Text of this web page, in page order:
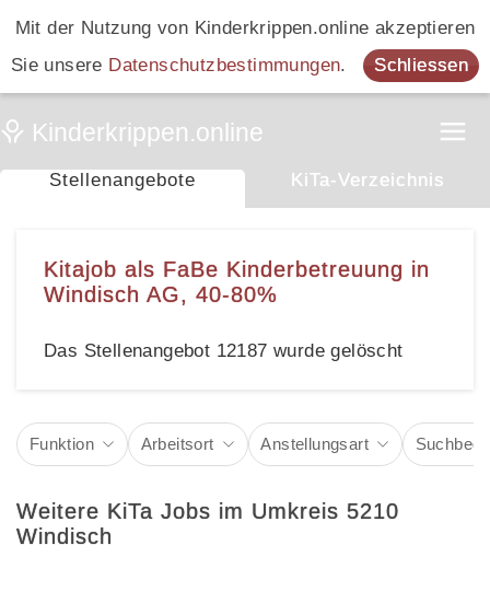
Mit der Nutzung von Kinderkrippen.online akzeptieren
Sie unsere Datenschutzbestimmungen. Schliessen
Stellenangebote KiTa-Verzeichnis
Kitajob als FaBe Kinderbetreuung in
Windisch AG, 40-80%
Das Stellenangebot 12187 wurde gelöscht
Funktion Arbeitsort Anstellungsart
Weitere KiTa Jobs im Umkreis 5210
Windisch